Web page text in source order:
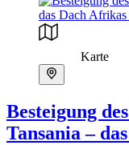
Karte
Besteigung
Tansania –